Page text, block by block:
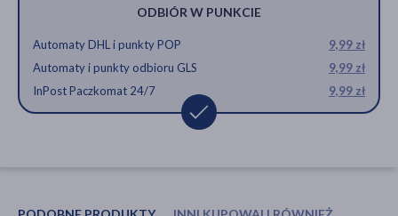
ODBIÓR W PUNKCIE
Automaty DHL i punkty POP
9,99 zł
Automaty i punkty odbioru GLS
9,99 zł
InPost Paczkomat 24/7
9,99 zł